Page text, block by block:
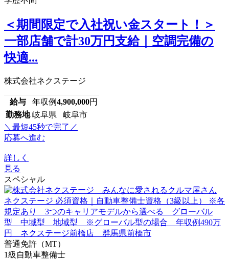
＜期間限定で入社祝い金スタート！＞
一部店舗で計30万円支給｜空調完備の
快適...
株式会社ネクステージ
給与 年収例4,900,000円
勤務地 岐阜県 岐阜市
＼最短45秒で完了／
応募へ進む
詳しく
見る
スペシャル
普通免許（MT）
1級自動車整備士